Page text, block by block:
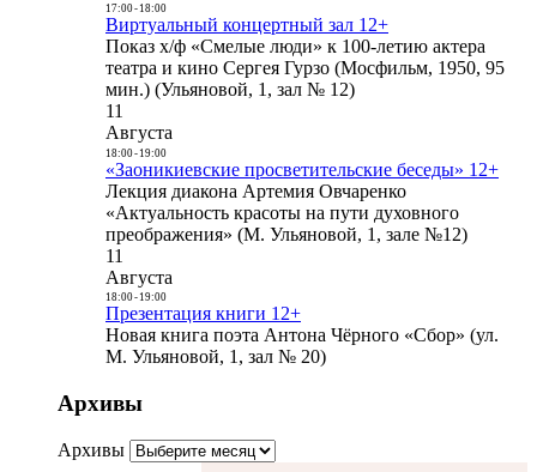
17:00- 18:00
Виртуальный концертный зал 12+
Показ х/ф «Смелые люди» к 100-летию актера
театра и кино Сергея Гурзо (Мосфильм, 1950, 95
мин.) (Ульяновой, 1, зал № 12)
11
Августа
18:00- 19:00
«Заоникиевские просветительские беседы» 12+
Лекция диакона Артемия Овчаренко
«Актуальность красоты на пути духовного
преображения» (М. Ульяновой, 1, зале №12)
11
Августа
18:00- 19:00
Презентация книги 12+
Новая книга поэта Антона Чёрного «Сбор» (ул.
М. Ульяновой, 1, зал № 20)
Архивы
Архивы